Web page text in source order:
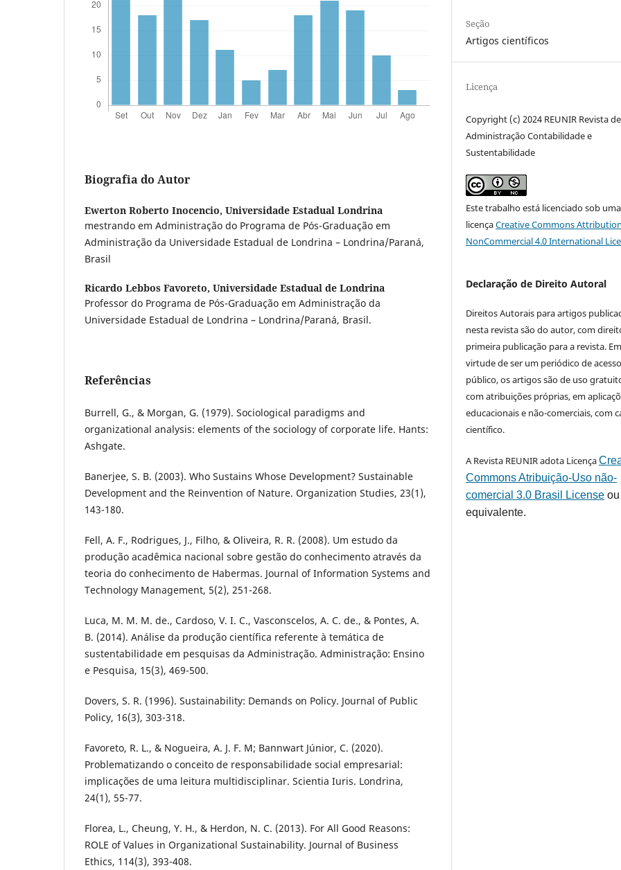
Biografia do Autor
Ewerton Roberto Inocencio, Universidade Estadual Londrina
mestrando em Administração do Programa de Pós-Graduação em
Administração da Universidade Estadual de Londrina – Londrina/Paraná,
Brasil
Ricardo Lebbos Favoreto, Universidade Estadual de Londrina
Professor do Programa de Pós-Graduação em Administração da
Universidade Estadual de Londrina – Londrina/Paraná, Brasil.
Referências
Burrell, G., & Morgan, G. (1979). Sociological paradigms and
organizational analysis: elements of the sociology of corporate life. Hants:
Ashgate.
Banerjee, S. B. (2003). Who Sustains Whose Development? Sustainable
Development and the Reinvention of Nature. Organization Studies, 23(1),
143-180.
Fell, A. F., Rodrigues, J., Filho, & Oliveira, R. R. (2008). Um estudo da
produção acadêmica nacional sobre gestão do conhecimento através da
teoria do conhecimento de Habermas. Journal of Information Systems and
Technology Management, 5(2), 251-268.
Luca, M. M. M. de., Cardoso, V. I. C., Vasconscelos, A. C. de., & Pontes, A.
B. (2014). Análise da produção científica referente à temática de
sustentabilidade em pesquisas da Administração. Administração: Ensino
e Pesquisa, 15(3), 469-500.
Dovers, S. R. (1996). Sustainability: Demands on Policy. Journal of Public
Policy, 16(3), 303-318.
Favoreto, R. L., & Nogueira, A. J. F. M; Bannwart Júnior, C. (2020).
Problematizando o conceito de responsabilidade social empresarial:
implicações de uma leitura multidisciplinar. Scientia Iuris. Londrina,
24(1), 55-77.
Florea, L., Cheung, Y. H., & Herdon, N. C. (2013). For All Good Reasons:
ROLE of Values in Organizational Sustainability. Journal of Business
Ethics, 114(3), 393-408.
Seção
Artigos científicos
Licença
Copyright (c) 2024 REUNIR Revista de
Administração Contabilidade e
Sustentabilidade
Este trabalho está licenciado sob uma
licençaCreative Commons
NonCommercial 4.0 International
Declaração de Direito Autoral
Direitos Autorais para artigos
nesta revista são do autor, com
primeira publicação para a revista. Em
virtude de ser um periódico de acesso
público, os artigos são de uso
com atribuições próprias, em
educacionais e não-comerciais, com
científico.
A Revista REUNIR adota Licença
Commons Atribuição-Uso não-
comercial 3.0 Brasil License
equivalente.